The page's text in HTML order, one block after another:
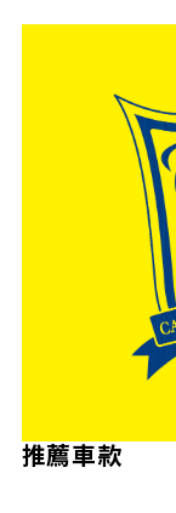
推薦車款